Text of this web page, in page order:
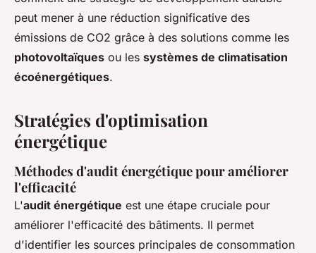
peut mener à une réduction significative des
émissions de CO2 grâce à des solutions comme les
photovoltaïques ou les systèmes de climatisation
écoénergétiques.
Stratégies d'optimisation
énergétique
Méthodes d'audit énergétique pour améliorer
l'efficacité
L'audit énergétique est une étape cruciale pour
améliorer l'efficacité des bâtiments. Il permet
d'identifier les sources principales de consommation